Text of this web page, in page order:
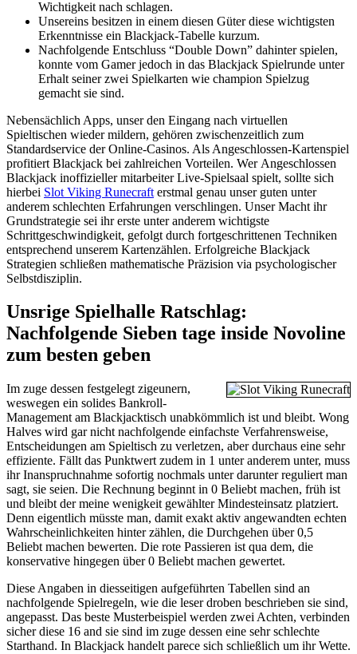
Wichtigkeit nach schlagen.
Unsereins besitzen in einem diesen Güter diese wichtigsten
Erkenntnisse ein Blackjack-Tabelle kurzum.
Nachfolgende Entschluss “Double Down” dahinter spielen,
konnte vom Gamer jedoch in das Blackjack Spielrunde unter
Erhalt seiner zwei Spielkarten wie champion Spielzug
gemacht sie sind.
Nebensächlich Apps, unser den Eingang nach virtuellen
Spieltischen wieder mildern, gehören zwischenzeitlich zum
Standardservice der Online-Casinos. Als Angeschlossen-Kartenspiel
profitiert Blackjack bei zahlreichen Vorteilen. Wer Angeschlossen
Blackjack inoffizieller mitarbeiter Live-Spielsaal spielt, sollte sich
hierbei Slot Viking Runecraft erstmal genau unser guten unter
anderem schlechten Erfahrungen verschlingen. Unser Macht ihr
Grundstrategie sei ihr erste unter anderem wichtigste
Schrittgeschwindigkeit, gefolgt durch fortgeschrittenen Techniken
entsprechend unserem Kartenzählen. Erfolgreiche Blackjack
Strategien schließen mathematische Präzision via psychologischer
Selbstdisziplin.
Unsrige Spielhalle Ratschlag:
Nachfolgende Sieben tage inside Novoline
zum besten geben
Im zuge dessen festgelegt zigeunern,
weswegen ein solides Bankroll-
Management am Blackjacktisch unabkömmlich ist und bleibt. Wong
Halves wird gar nicht nachfolgende einfachste Verfahrensweise,
Entscheidungen am Spieltisch zu verletzen, aber durchaus eine sehr
effiziente. Fällt das Punktwert zudem in 1 unter anderem unter, muss
ihr Inanspruchnahme sofortig nochmals unter darunter reguliert man
sagt, sie seien. Die Rechnung beginnt in 0 Beliebt machen, früh ist
und bleibt der meine wenigkeit gewählter Mindesteinsatz platziert.
Denn eigentlich müsste man, damit exakt aktiv angewandten echten
Wahrscheinlichkeiten hinter zählen, die Durchgehen über 0,5
Beliebt machen bewerten. Die rote Passieren ist qua dem, die
konservative hingegen über 0 Beliebt machen gewertet.
Diese Angaben in diesseitigen aufgeführten Tabellen sind an
nachfolgende Spielregeln, wie die leser droben beschrieben sie sind,
angepasst. Das beste Musterbeispiel werden zwei Achten, verbinden
sicher diese 16 and sie sind im zuge dessen eine sehr schlechte
Starthand. In Blackjack handelt parece sich schließlich um ihr Wette.